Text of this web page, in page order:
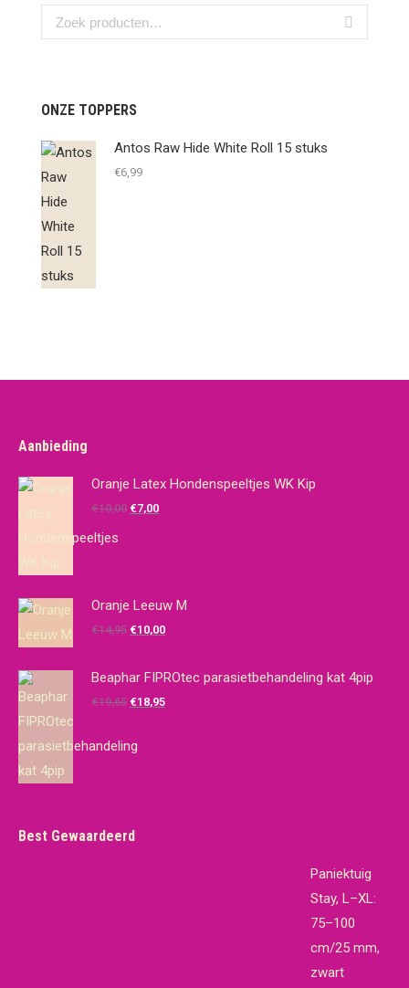
ONZE TOPPERS
Antos Raw Hide White Roll 15 stuks
€6,99
Aanbieding
Oranje Latex Hondenspeeltjes WK Kip
€10,00 Oorspronkelijke
€7,00Huidige
Oranje Leeuw M
€14,95 Oorspronkelijke
was:
€14,95.
€10,00Huidige
is:
€10,00.
Beaphar FIPROtec parasietbehandeling kat 4pip
€19,65 Oorspronkelijke
was:
€18,95Huidige
Best Gewaardeerd
Paniektuig
Stay, L–XL:
75–100
cm/25 mm,
zwart